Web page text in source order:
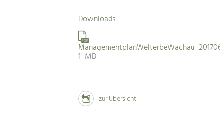
Downloads
PDF
11 MB
zur Übersicht